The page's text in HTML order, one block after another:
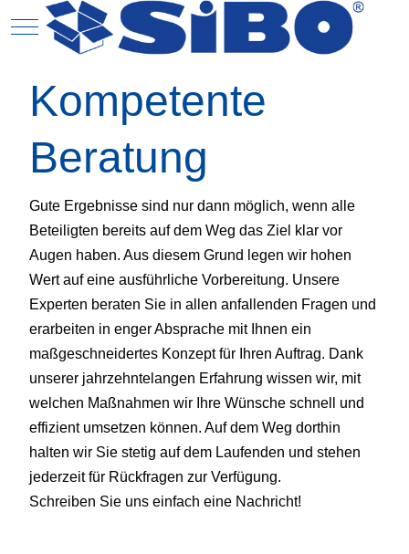
Mobile Menu Toggle
Kompetente
Beratung
Gute Ergebnisse sind nur dann möglich, wenn alle
Beteiligten bereits auf dem Weg das Ziel klar vor
Augen haben. Aus diesem Grund legen wir hohen
Wert auf eine ausführliche Vorbereitung. Unsere
Experten beraten Sie in allen anfallenden Fragen und
erarbeiten in enger Absprache mit Ihnen ein
maßgeschneidertes Konzept für Ihren Auftrag. Dank
unserer jahrzehntelangen Erfahrung wissen wir, mit
welchen Maßnahmen wir Ihre Wünsche schnell und
effizient umsetzen können. Auf dem Weg dorthin
halten wir Sie stetig auf dem Laufenden und stehen
jederzeit für Rückfragen zur Verfügung.
Schreiben Sie uns einfach eine Nachricht!